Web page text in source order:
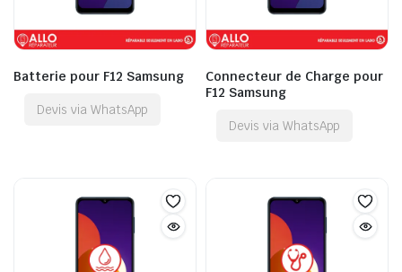
Batterie pour F12 Samsung
Devis via WhatsApp
Connecteur de Charge pour
F12 Samsung
Devis via WhatsApp